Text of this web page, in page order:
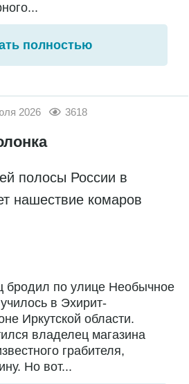
полностью
2026 3618
полосы России в
нашествие комаров
бродил по улице Необычное
в Эхирит-
Иркутской области.
владелец магазина
грабителя,
Но вот...